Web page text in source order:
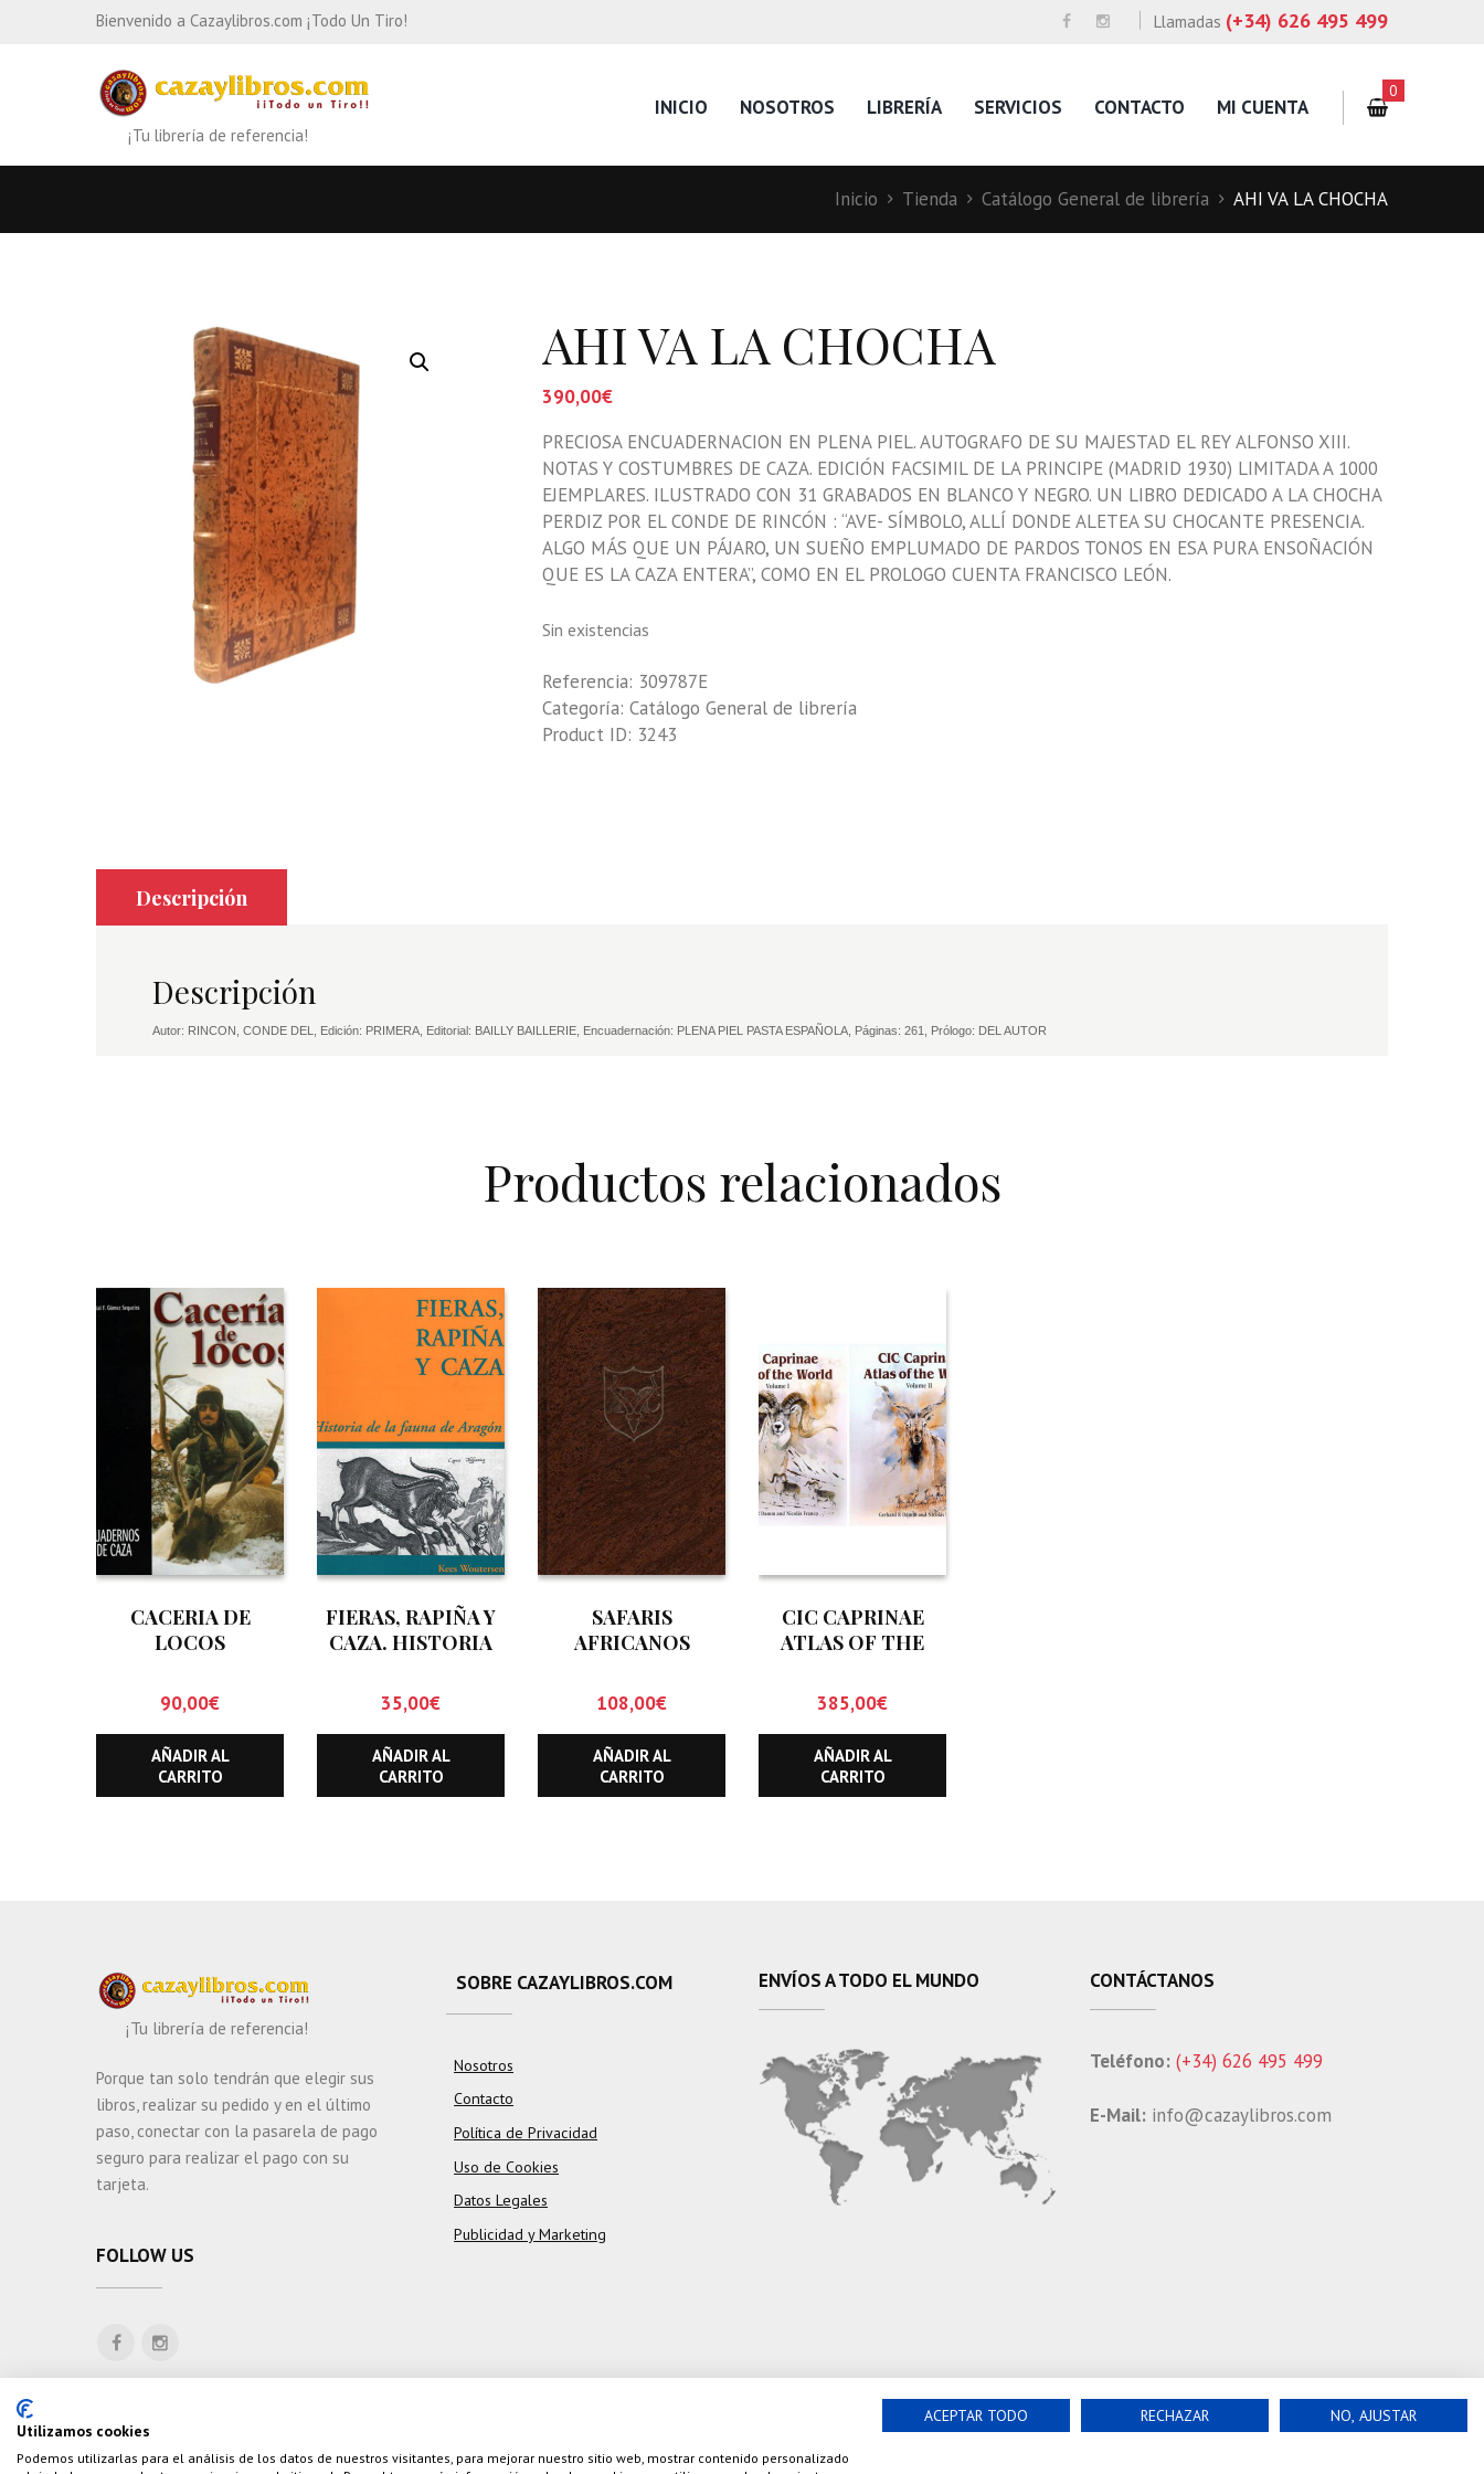
Bienvenido a Cazaylibros.com ¡Todo Un Tiro! Llamadas (+34) 626 495 499
¡Tu librería de referencia!
INICIO NOSOTROS LIBRERÍA SERVICIOS CONTACTO MI CUENTA
0
Inicio Tienda Catálogo General de librería AHI VA LA CHOCHA
AHI VA LA CHOCHA
390,00€
PRECIOSA ENCUADERNACION EN PLENA PIEL. AUTOGRAFO DE SU MAJESTAD EL REY ALFONSO XIII.
NOTAS Y COSTUMBRES DE CAZA. EDICIÓN FACSIMIL DE LA PRINCIPE (MADRID 1930) LIMITADA A 1000
EJEMPLARES. ILUSTRADO CON 31 GRABADOS EN BLANCO Y NEGRO. UN LIBRO DEDICADO A LA CHOCHA
PERDIZ POR EL CONDE DE RINCÓN : “AVE- SÍMBOLO, ALLÍ DONDE ALETEA SU CHOCANTE PRESENCIA.
ALGO MÁS QUE UN PÁJARO, UN SUEÑO EMPLUMADO DE PARDOS TONOS EN ESA PURA ENSOÑACIÓN
QUE ES LA CAZA ENTERA”, COMO EN EL PROLOGO CUENTA FRANCISCO LEÓN.
Sin existencias
Referencia: 309787E
Categoría: Catálogo General de librería
Product ID: 3243
Descripción
Descripción
Autor: RINCON, CONDE DEL, Edición: PRIMERA, Editorial: BAILLY BAILLERIE, Encuadernación: PLENA PIEL PASTA ESPAÑOLA, Páginas: 261, Prólogo: DEL AUTOR
Productos relacionados
CACERIA DE
LOCOS
90,00€
AÑADIR AL
CARRITO
FIERAS, RAPIÑA Y
CAZA. HISTORIA
ARAGON
35,00€
AÑADIR AL
CARRITO
SAFARIS
AFRICANOS
108,00€
AÑADIR AL
CARRITO
CIC CAPRINAE
ATLAS OF THE
TOMOS)
385,00€
AÑADIR AL
CARRITO
¡Tu librería de referencia!
Porque tan solo tendrán que elegir sus
libros, realizar su pedido y en el último
paso, conectar con la pasarela de pago
seguro para realizar el pago con su
tarjeta.
FOLLOW US
SOBRE CAZAYLIBROS.COM
Nosotros
Contacto
Política de Privacidad
Uso de Cookies
Datos Legales
Publicidad y Marketing
ENVÍOS A TODO EL MUNDO CONTÁCTANOS
Teléfono: (+34) 626 495 499
E-Mail: info@cazaylibros.com
Utilizamos cookies
Podemos utilizarlas para el análisis de los datos de nuestros visitantes, para mejorar nuestro sitio web, mostrar contenido personalizado
ACEPTAR TODO RECHAZAR NO, AJUSTAR